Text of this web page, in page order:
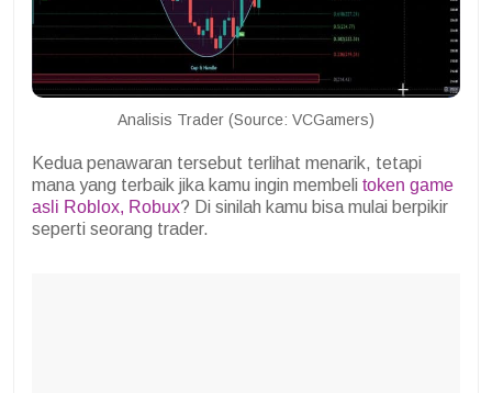
Analisis Trader (Source: VCGamers)
Kedua penawaran tersebut terlihat menarik, tetapi
mana yang terbaik jika kamu ingin membeli token game
asli Roblox, Robux? Di sinilah kamu bisa mulai berpikir
seperti seorang trader.